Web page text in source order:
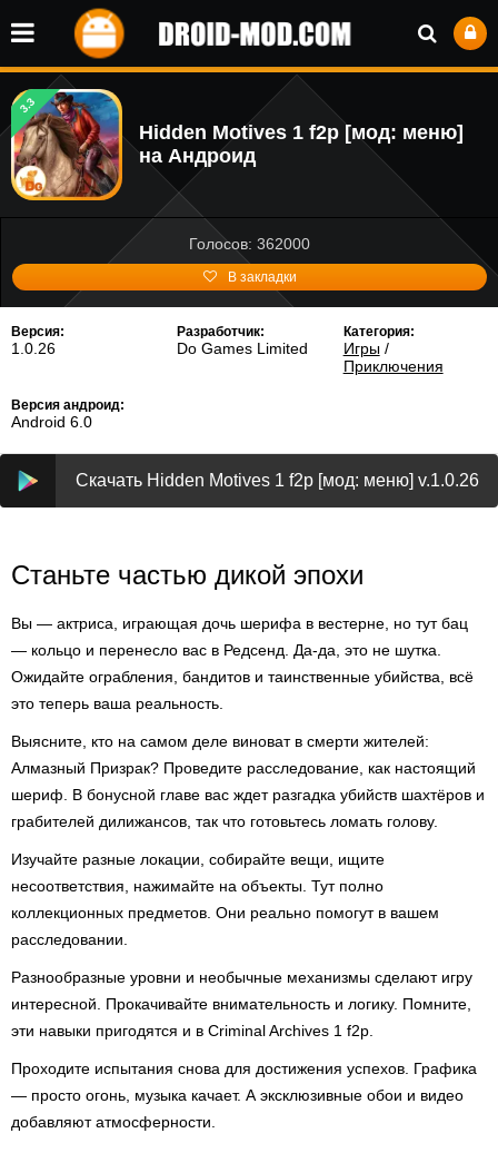
3.3
Hidden Motives 1 f2p [мод: меню]
на Андроид
Голосов: 362000
В закладки
Версия:
1.0.26
Разработчик:
Do Games Limited
Категория:
Игры/
Приключения
Версия андроид:
Android 6.0
Скачать Hidden Motives 1 f2p [мод: меню] v.1.0.26
Станьте частью дикой эпохи
Вы — актриса, играющая дочь шерифа в вестерне, но тут бац
— кольцо и перенесло вас в Редсенд. Да-да, это не шутка.
Ожидайте ограбления, бандитов и таинственные убийства, всё
это теперь ваша реальность.
Выясните, кто на самом деле виноват в смерти жителей:
Алмазный Призрак? Проведите расследование, как настоящий
шериф. В бонусной главе вас ждет разгадка убийств шахтёров и
грабителей дилижансов, так что готовьтесь ломать голову.
Изучайте разные локации, собирайте вещи, ищите
несоответствия, нажимайте на объекты. Тут полно
коллекционных предметов. Они реально помогут в вашем
расследовании.
Разнообразные уровни и необычные механизмы сделают игру
интересной. Прокачивайте внимательность и логику. Помните,
эти навыки пригодятся и в Criminal Archives 1 f2p.
Проходите испытания снова для достижения успехов. Графика
— просто огонь, музыка качает. А эксклюзивные обои и видео
добавляют атмосферности.